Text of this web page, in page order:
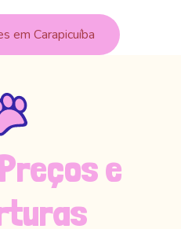
em Carapicuíba
e